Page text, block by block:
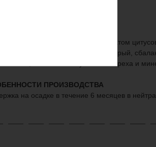
100%
вино с освежающим ароматом
йода и минералов. Вкус — щедрый,
с намеками мускатного ореха и
ПРОИЗВОДСТВА
на осадке в течение 6 месяцев в